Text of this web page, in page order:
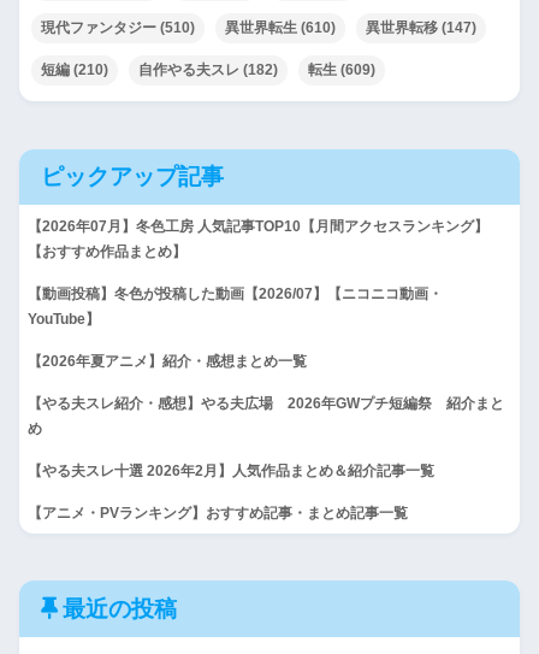
現代ファンタジー (510) 異世界転生 (610) 異世界転移 (147)
短編 (210) 自作やる夫スレ (182) 転生 (609)
ピックアップ記事
【2026年07月】冬色工房 人気記事TOP10【月間アクセスランキング】
【おすすめ作品まとめ】
【動画投稿】冬色が投稿した動画【2026/07】【ニコニコ動画・
YouTube】
【2026年夏アニメ】紹介・感想まとめ一覧
【やる夫スレ紹介・感想】やる夫広場 2026年GWプチ短編祭 紹介まと
め
【やる夫スレ十選 2026年2月】人気作品まとめ＆紹介記事一覧
【アニメ・PVランキング】おすすめ記事・まとめ記事一覧
最近の投稿